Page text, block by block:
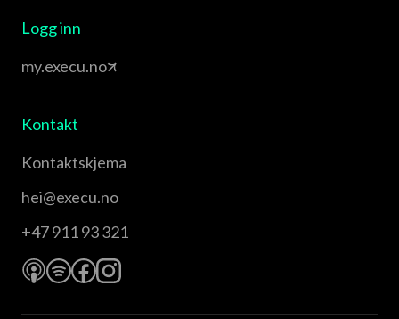
Logg inn
my.execu.no
Kontakt
Kontaktskjema
hei@execu.no
+47 911 93 321